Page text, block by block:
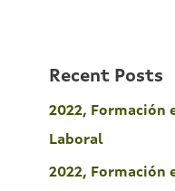
Recent Posts
2022, Formación
Laboral
2022, Formación